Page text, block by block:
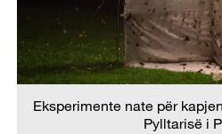
Eksperimente nate për
Pylltarisë i